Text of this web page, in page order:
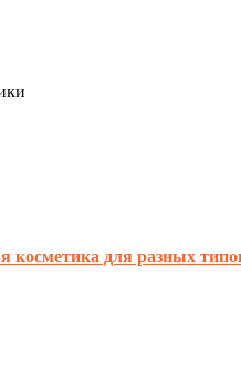
косметика для разных